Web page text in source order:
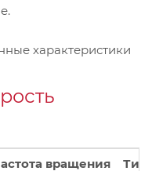
характеристики
вращения